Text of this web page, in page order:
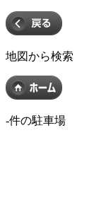
地図から検索
-件の駐車場